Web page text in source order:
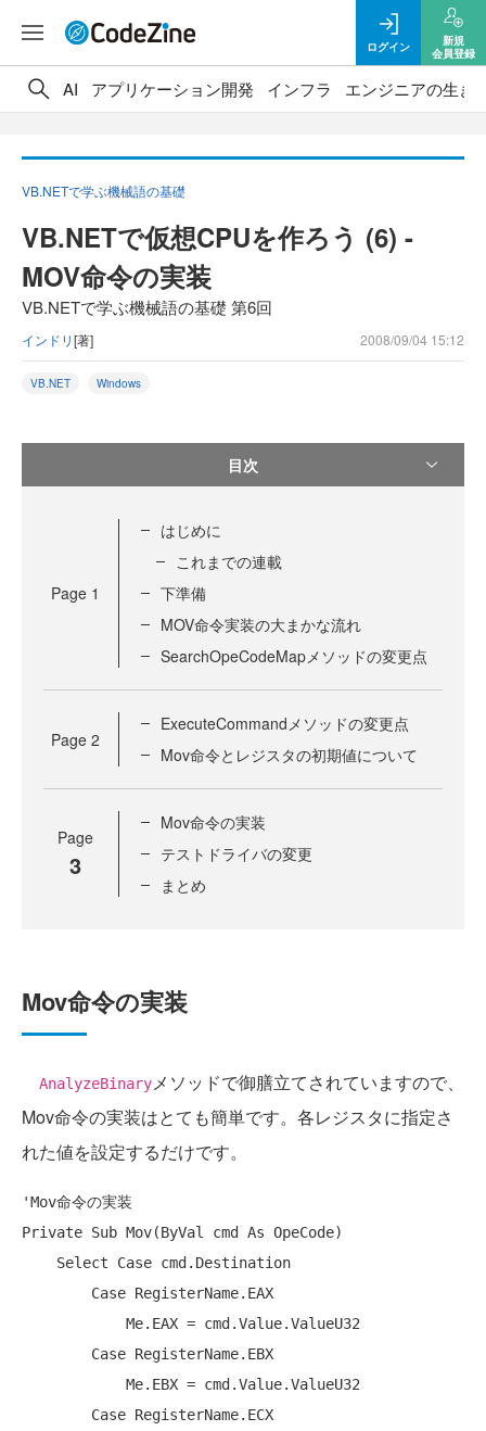
ログイン
新規
会員登録
AI アプリケーション開発 インフラ エンジニアの生き
VB.NETで学ぶ機械語の基礎
VB.NETで仮想CPUを作ろう (6) -
MOV命令の実装
VB.NETで学ぶ機械語の基礎 第6回
インドリ[著] 2008/09/04 15:12
VB.NET Windows
目次
Page 1
はじめに
これまでの連載
下準備
MOV命令実装の大まかな流れ
SearchOpeCodeMapメソッドの変更点
Page 2
ExecuteCommandメソッドの変更点
Mov命令とレジスタの初期値について
Page
3
Mov命令の実装
テストドライバの変更
まとめ
Mov命令の実装
AnalyzeBinaryメソッドで御膳立てされていますので、
Mov命令の実装はとても簡単です。各レジスタに指定さ
れた値を設定するだけです。
'Mov命令の実装
Private Sub Mov(ByVal cmd As OpeCode)
Select
Case cmd.Destination
Case RegisterName.EAX
Me.EAX = cmd.Value.ValueU32
Case RegisterName.EBX
Me.EBX = cmd.Value.ValueU32
Case RegisterName.ECX